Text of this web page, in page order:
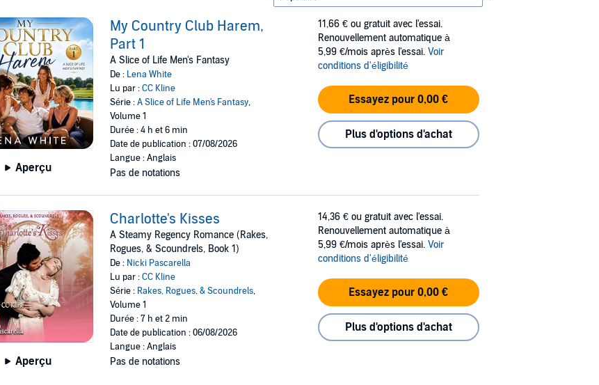
Aperçu
My Country Club Harem,
Part 1
A Slice of Life Men's Fantasy
De : Lena White
Lu par :CC Kline
Série :A Slice of Life Men's Fantasy,
Volume 1
Durée : 4 h et 6 min
Date de publication : 07/08/2026
Langue : Anglais
Pas de notations
11,66 € ou gratuit avec l'essai.
Renouvellement automatique à
5,99 €/mois après l'essai. Voir
conditions d'éligibilité
Essayez pour 0,00 €
Plus d'options d'achat
Aperçu
Charlotte's Kisses
A Steamy Regency Romance (Rakes,
Rogues, & Scoundrels, Book 1)
De : Nicki Pascarella
Lu par :CC Kline
Série : Rakes, Rogues, & Scoundrels,
Volume 1
Durée : 7 h et 2 min
Date de publication : 06/08/2026
Langue : Anglais
Pas de notations
14,36 € ou gratuit avec l'essai.
Renouvellement automatique à
5,99 €/mois après l'essai. Voir
conditions d'éligibilité
Essayez pour 0,00 €
Plus d'options d'achat